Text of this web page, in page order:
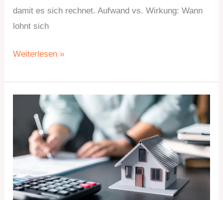
damit es sich rechnet. Aufwand vs. Wirkung: Wann
lohnt sich
Weiterlesen »
eigenen
Wohnung